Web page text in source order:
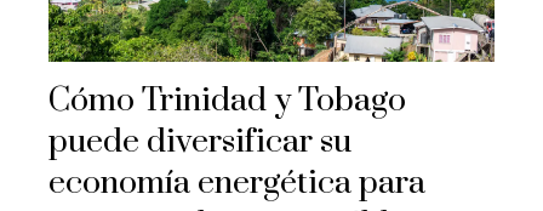
Cómo Trinidad y Tobago
puede diversificar su
economía energética para